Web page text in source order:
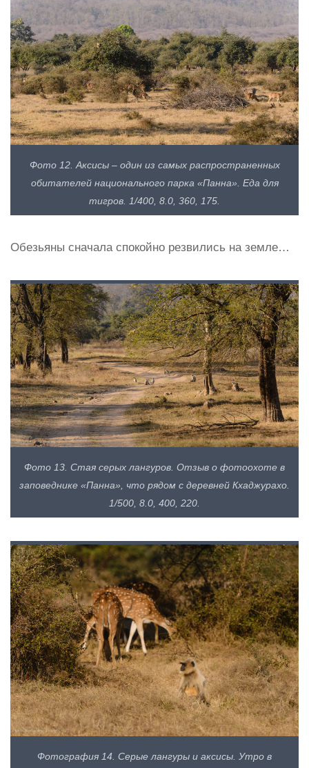
Фото 12. Аксисы – один из самых распространенных
обитателей национального парка «Панна». Еда для
тигров. 1/400, 8.0, 360, 175.
Обезьяны сначала спокойно резвились на земле…
Фото 13. Стая серых лангуров. Отзыв о фотоохоте в
заповеднике «Панна», что рядом с деревней Кхаджурахо.
1/500, 8.0, 400, 220.
Фотография 14. Серые лангуры и аксисы. Утро в